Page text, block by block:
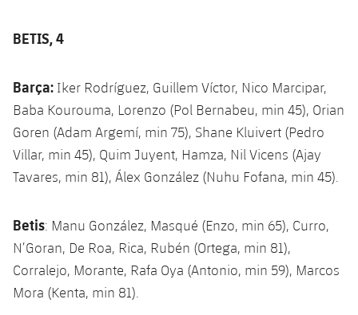
Actualidad
Calendario
Resultados
Fotos
Voleibol
plusicon
más
Voleibol masculino
Voleibol femenino
plusicon
más
Apúntate a las amateurs
Carnet de las Secciones Amateurs
PLUSICON
MÁS
League of Legends
VALORANT Game Changers
eFootball
BETIS, 4
Barça: Iker Rodríguez, Guillem Víctor, Nico Marcipar,
Baba Kourouma, Lorenzo (Pol Bernabeu, min 45), Orian
Goren (Adam Argemí, min 75), Shane Kluivert (Pedro
Villar, min 45), Quim Juyent, Hamza, Nil Vicens (Ajay
Tavares, min 81), Álex González (Nuhu Fofana, min 45).
Betis: Manu González, Masqué (Enzo, min 65), Curro,
N’Goran, De Roa, Rica, Rubén (Ortega, min 81),
Corralejo, Morante, Rafa Oya (Antonio, min 59), Marcos
Mora (Kenta, min 81).